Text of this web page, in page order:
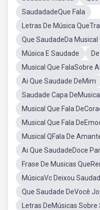
SaudadadeQue Fala
Letras De Música
Que SaudadeDa Musical
Música E Saudade
Musical Que FalaSobre
Ai Que Saudade DeMim
Saudade Capa DeMusical
Musical Que Fala
Musical Que Fala
Musical QFala De
Ai Que SaudadeDoce
Frase De Musicas
MúsicaVc Deixou
Que Saudade DeVocê
Letras DeMúsicas